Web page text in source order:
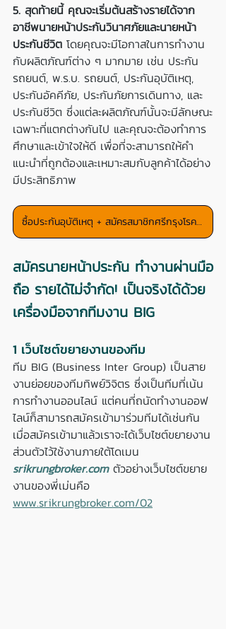
5. สุดท้ายนี้ คุณจะเริ่มต้นสร้างรายได้จาก
อาชีพนายหน้าประกันวินาศภัยและนายหน้า
ประกันชีวิต โดยคุณจะมีโอกาสในการทำงาน
กับผลิตภัณฑ์ต่าง ๆ มากมาย เช่น ประกัน
รถยนต์, พ.ร.บ. รถยนต์, ประกันอุบัติเหตุ,
ประกันอัคคีภัย, ประกันภัยการเดินทาง, และ
ประกันชีวิต ซึ่งแต่ละผลิตภัณฑ์นั้นจะมีลักษณะ
เฉพาะที่แตกต่างกันไป และคุณจะต้องทำการ
ศึกษาและเข้าใจให้ดี เพื่อที่จะสามารถให้คำ
แนะนำที่ถูกต้องและเหมาะสมกับลูกค้าได้อย่าง
มีประสิทธิภาพ
ซื้อประกันอุบัติเหตุ + สมัครสมาชิกศรีกรุงโรคเกอร์
สมัครนายหน้าประกัน ทำงานผ่านมือ
ถือ รายได้ไม่จำกัด! เป็นจริงได้ด้วย
เครื่องมือจากทีมงาน BIG
1 เว็บไซต์ขยายงานของทีม
ทีม BIG (Business Inter Group) เป็นสาย
งานย่อยของทีมทิพย์วิจิตร ซึ่งเป็นทีมที่เน้น
การทำงานออนไลน์ แต่คนที่ถนัดทำงานออฟ
ไลน์ก็สามารถสมัครเข้ามาร่วมทีมได้เช่นกัน
เมื่อสมัครเข้ามาแล้วเราจะได้เว็บไซต์ขยายงาน
ส่วนตัวไว้ใช้งานภายใต้โดเมน
srikrungbroker.com ตัวอย่างเว็บไซต์ขยาย
งานของพี่เม่นคือ
www.srikrungbroker.com/02